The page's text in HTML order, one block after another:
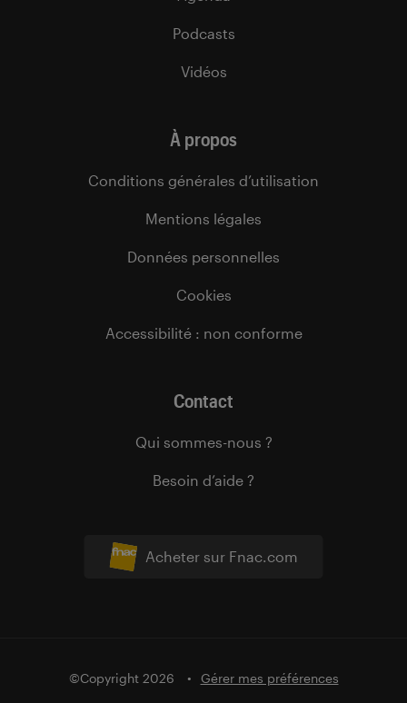
Acheter sur Fnac.com
Podcasts
Vidéos
À propos
Conditions générales d’utilisation
Mentions légales
Données personnelles
Cookies
Accessibilité : non conforme
Contact
Qui sommes-nous ?
Besoin d’aide ?
©Copyright 2026 Gérer mes préférences